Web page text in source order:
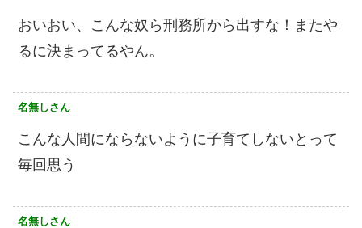
おいおい、こんな奴ら刑務所から出すな！またや
るに決まってるやん。
名無しさん
こんな人間にならないように子育てしないとって
毎回思う
名無しさん